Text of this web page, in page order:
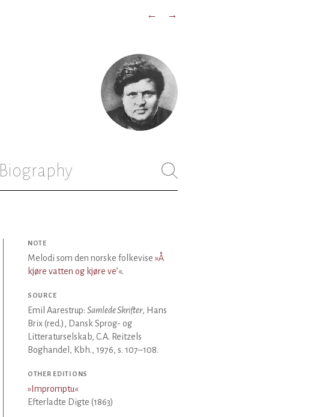
← →
Biography
NOTE
Melodi som den norske folkevise »Å
kjøre vatten og kjøre ve’«.
SOURCE
Emil Aarestrup: Samlede Skrifter, Hans
Brix (red.), Dansk Sprog- og
Litteraturselskab, C.A. Reitzels
Boghandel, Kbh., 1976, s. 107–108.
OTHER EDITIONS
» Impromptu«
Efterladte Digte (1863)